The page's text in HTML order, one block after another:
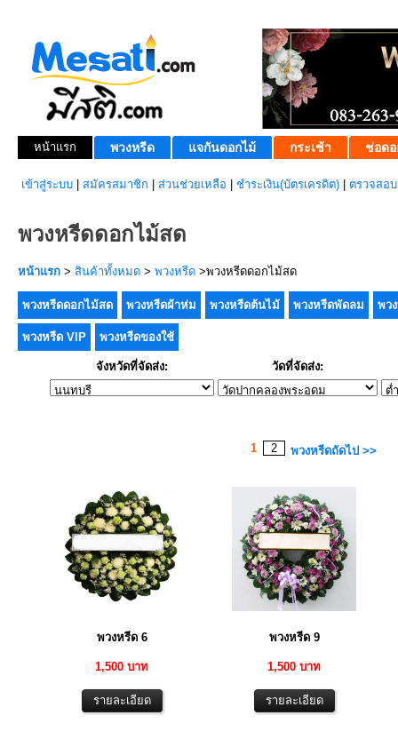
หน้าแรก พวงหรีด แจกันดอกไม้ กระเช้า ช่อดอ
เข้าสู่ระบบ สมัครสมาชิก ส่วนช่วยเหลือ ชำระเงิน(บัตรเครดิต) ตรวจสอ
พวงหรีดดอกไม้สด
หน้าแรก > สินค้าทั้งหมด > พวงหรีด >พวงหรีดดอกไม้สด
พวงหรีดดอกไม้สด พวงหรีดผ้าห่ม พวงหรีดต้นไม้ พวงหรีดพัดลม พว
พวงหรีด VIP พวงหรีดของใช้
จังหวัดที่จัดส่ง: วัดที่จัดส่ง:
1 2 พวงหรีดถัดไป >>
พวงหรีด 6
1,500 บาท
พวงหรีด 9
1,500 บาท